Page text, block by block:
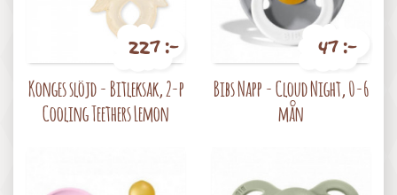
227 :-
Konges slöjd - Bitleksak, 2-p
Cooling Teethers Lemon
47 :-
Bibs Napp - Cloud Night, 0-6
mån